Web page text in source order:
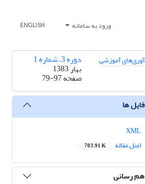
ورود به سامانه ENGLISH
دوره 3، شماره 1
بهار 1383
صفحه79-97
فایل ها
اصل مقاله
703.91 K
هم رسانی